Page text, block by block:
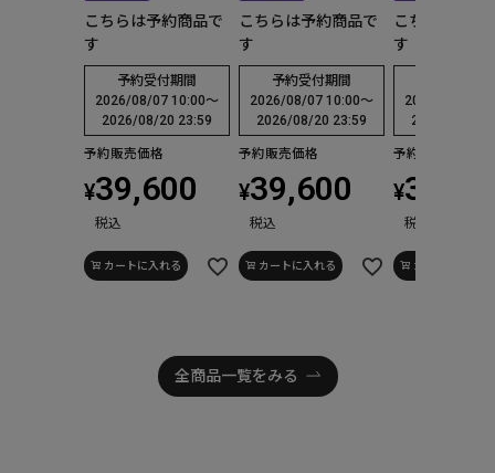
こちらは予約商品で
す
予約受付期間
2026/08/07 10:00〜
2026/08/20 23:59
予約販売価格
¥39,600
税込
カートに入れる
こちらは予約商品で
す
予約受付期間
2026/08/07 10:00〜
2026/08/20 23:59
予約販売価格
¥39,600
税込
カートに入れる
こちらは予約
す
2026/08/07
2026/08/20
予約販売価格
¥
税込
カートに入れる
全商品一覧をみる